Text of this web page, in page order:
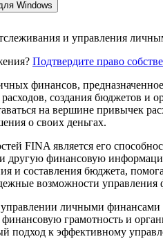
Скачать для Windows
и управления
Подтвердите право
финансов,
создания бюджетов и
на вершине привычек
о своих деньгах.
FINA является его
другую финансовую
и составления бюджета,
возможности
личными финансами
грамотность и
подход к эффективному